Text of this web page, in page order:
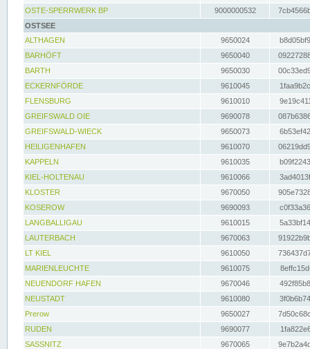
OSTE-SPERRWERK BP
9000000532
OSTSEE
ALTHAGEN
9650024
BARHÖFT
9650040
BARTH
9650030
ECKERNFÖRDE
9610045
FLENSBURG
9610010
GREIFSWALD OIE
9690078
GREIFSWALD-WIECK
9650073
HEILIGENHAFEN
9610070
KAPPELN
9610035
KIEL-HOLTENAU
9610066
KLOSTER
9670050
KOSEROW
9690093
LANGBALLIGAU
9610015
LAUTERBACH
9670063
LT KIEL
9610050
MARIENLEUCHTE
9610075
NEUENDORF HAFEN
9670046
NEUSTADT
9610080
Prerow
9650027
RUDEN
9690077
SASSNITZ
9670065